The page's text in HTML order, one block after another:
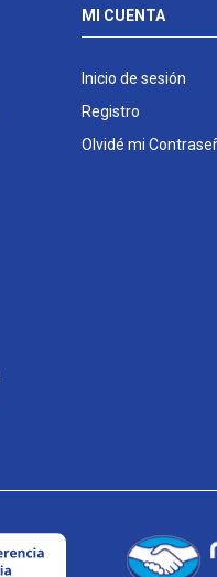
MI CUENTA
Inicio de sesión
Registro
Olvidé mi